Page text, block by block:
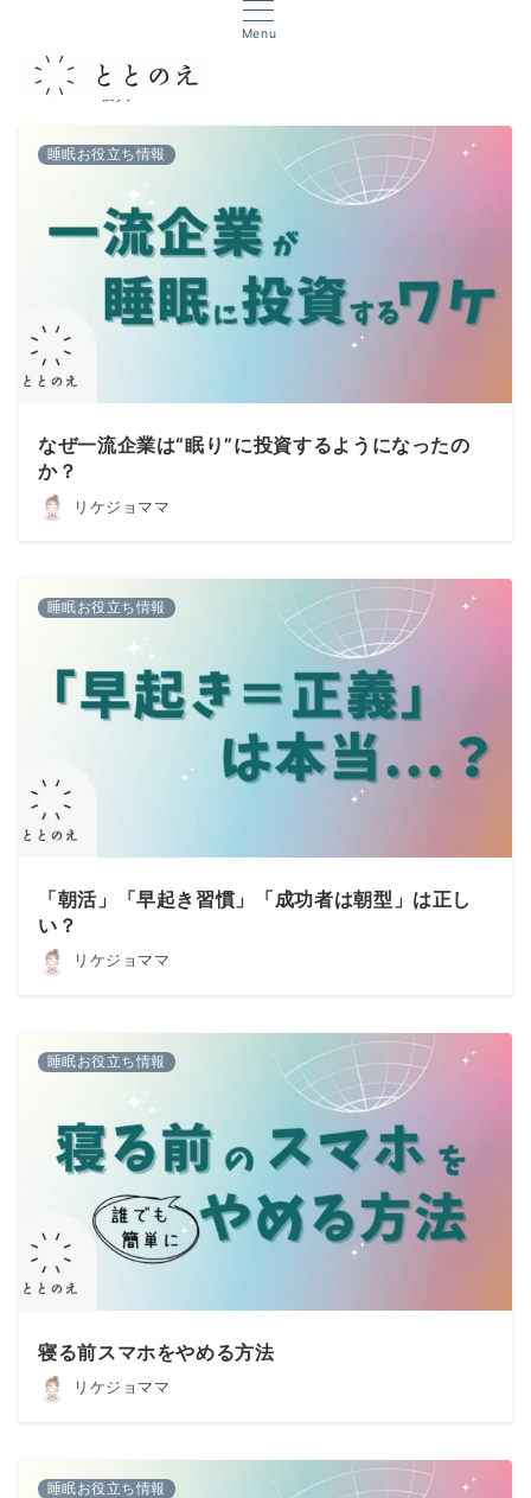
Menu
TOP
睡眠お役立ち情報
なぜ一流企業は“眠り”に投資するようになったの
か？
リケジョママ
睡眠お役立ち情報
「朝活」「早起き習慣」「成功者は朝型」は正し
い？
リケジョママ
睡眠お役立ち情報
寝る前スマホをやめる方法
リケジョママ
睡眠お役立ち情報